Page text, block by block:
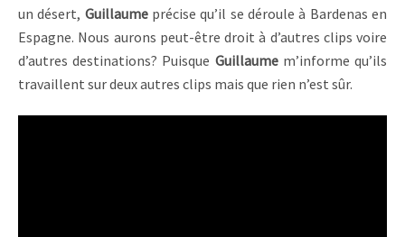
un désert, Guillaume précise qu’il se déroule à Bardenas en
Espagne. Nous aurons peut-être droit à d’autres clips voire
d’autres destinations? Puisque Guillaume m’informe qu’ils
travaillent sur deux autres clips mais que rien n’est sûr.